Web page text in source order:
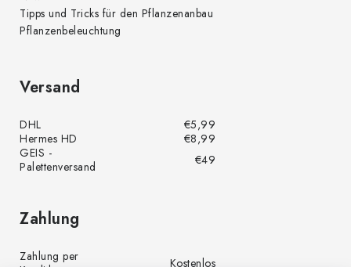
Tipps und Tricks für den Pflanzenanbau
Pflanzenbeleuchtung
Versand
DHL
€5,99
Hermes HD
€8,99
GEIS -
Palettenversand
€49
Zahlung
Zahlung per
Kostenlos